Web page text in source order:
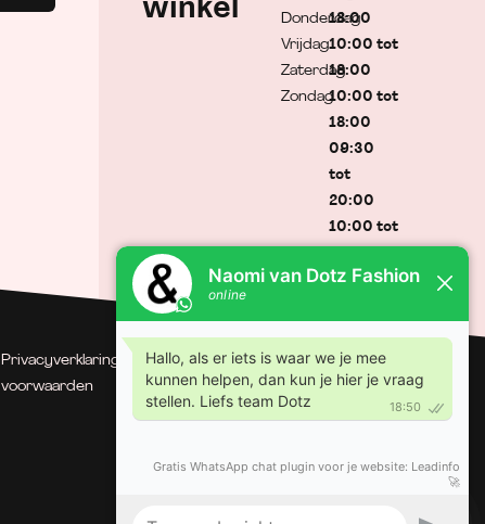
winkel
Donderdag
Vrijdag
Zaterdag
Zondag
18:00
10:00 tot
18:00
10:00 tot
18:00
09:30
tot
20:00
10:00 tot
Gesloten
Privacyverklaring
| Algemene
voorwaarden
© Dotz Fashion | Gerealiseerd
door Minty Media